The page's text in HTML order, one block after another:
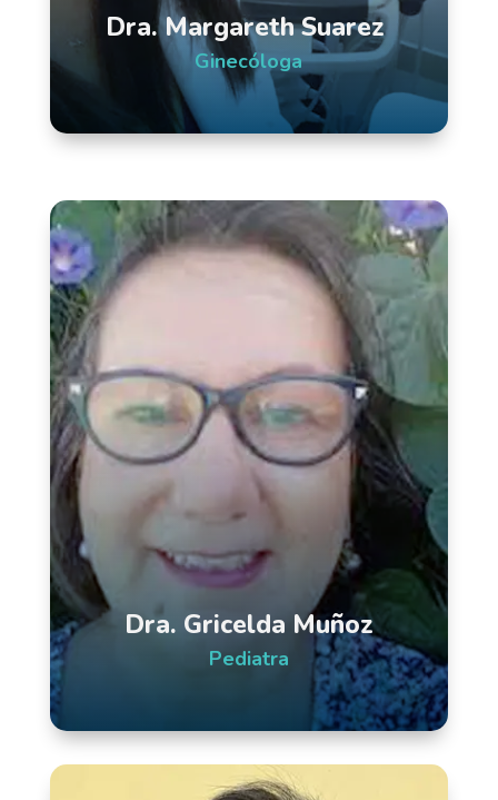
Dra. Margareth Suarez
Ginecóloga
Dra. Gricelda Muñoz
Pediatra